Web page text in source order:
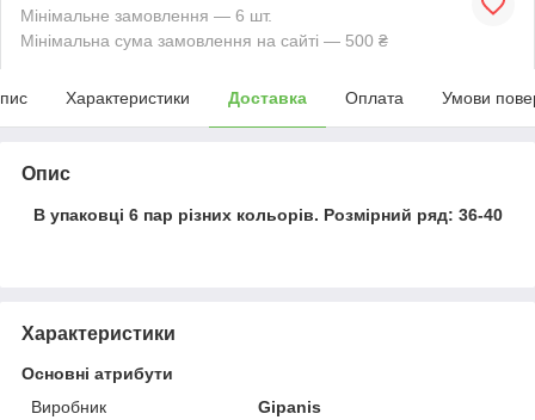
Мінімальне замовлення — 6 шт.
Мінімальна сума замовлення на сайті — 500 ₴
Характеристики Доставка Оплата Умови
Опис
В упаковці 6 пар різних кольорів. Розмірний ряд: 36-40
Характеристики
Основні атрибути
Виробник
Gipanis